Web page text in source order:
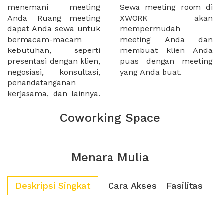
menemani meeting
Anda. Ruang meeting
dapat Anda sewa untuk
bermacam-macam
kebutuhan, seperti
presentasi dengan klien,
negosiasi, konsultasi,
penandatanganan
kerjasama, dan lainnya.
Sewa meeting room di
XWORK akan
mempermudah
meeting Anda dan
membuat klien Anda
puas dengan meeting
yang Anda buat.
Coworking Space
Menara Mulia
Deskripsi Singkat Cara Akses Fasilitas